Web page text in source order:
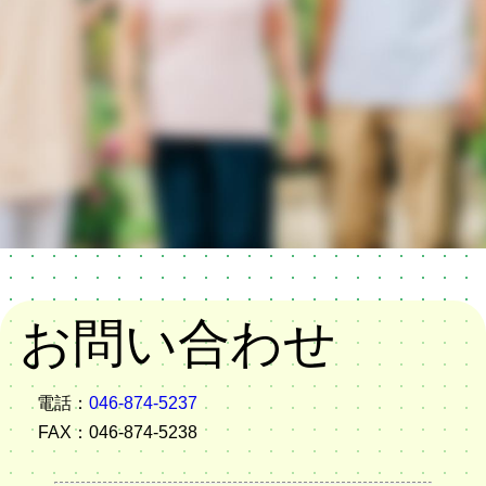
お問い合わせ
電話： 046-874-5237
FAX： 046-874-5238